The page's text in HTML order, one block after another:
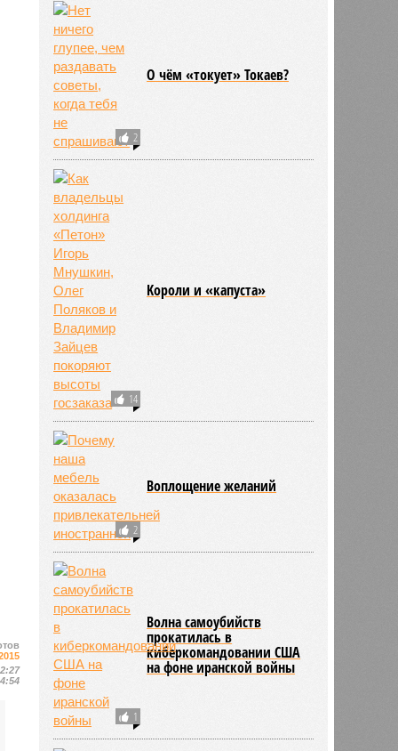
2
О чём «токует» Токаев?
14
Kороли и «капуста»
2
Воплощение желаний
1
Волна самоубийств
прокатилась в
киберкомандовании США
на фоне иранской войны